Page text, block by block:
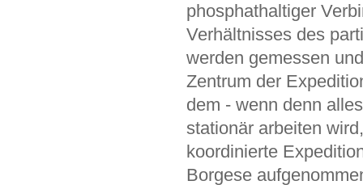
phosphathaltiger
Verhältnisses des
werden gemessen
Zentrum der
dem - wenn denn
stationär arbeiten
koordinierte
Borgese